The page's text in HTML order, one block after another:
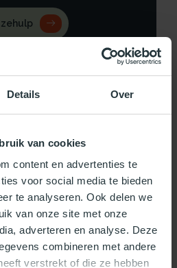
Details Over
van cookies
content en advertenties te
voor social media te bieden
te analyseren. Ook delen we
van onze site met onze
adverteren en analyse. Deze
combineren met andere
verstrekt of die ze hebben
maakt: